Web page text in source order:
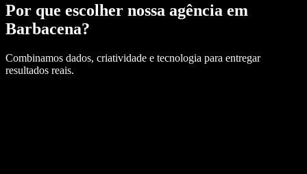
Por que escolher nossa agência em
Barbacena?
Combinamos dados, criatividade e tecnologia para entregar
resultados reais.